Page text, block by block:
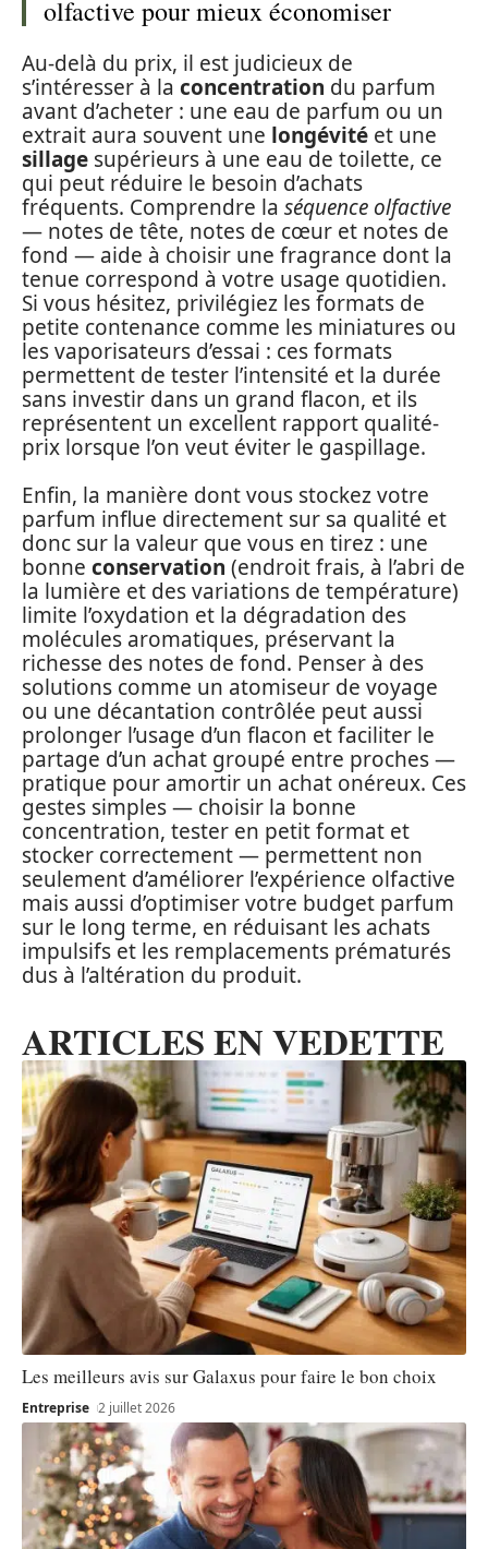
olfactive pour mieux économiser
Au-delà du prix, il est judicieux de
s’intéresser à la concentration du parfum
avant d’acheter : une eau de parfum ou un
extrait aura souvent une longévité et une
sillage supérieurs à une eau de toilette, ce
qui peut réduire le besoin d’achats
fréquents. Comprendre la séquence olfactive
— notes de tête, notes de cœur et notes de
fond — aide à choisir une fragrance dont la
tenue correspond à votre usage quotidien.
Si vous hésitez, privilégiez les formats de
petite contenance comme les miniatures ou
les vaporisateurs d’essai : ces formats
permettent de tester l’intensité et la durée
sans investir dans un grand flacon, et ils
représentent un excellent rapport qualité-
prix lorsque l’on veut éviter le gaspillage.
Enfin, la manière dont vous stockez votre
parfum influe directement sur sa qualité et
donc sur la valeur que vous en tirez : une
bonne conservation (endroit frais, à l’abri de
la lumière et des variations de température)
limite l’oxydation et la dégradation des
molécules aromatiques, préservant la
richesse des notes de fond. Penser à des
solutions comme un atomiseur de voyage
ou une décantation contrôlée peut aussi
prolonger l’usage d’un flacon et faciliter le
partage d’un achat groupé entre proches —
pratique pour amortir un achat onéreux. Ces
gestes simples — choisir la bonne
concentration, tester en petit format et
stocker correctement — permettent non
seulement d’améliorer l’expérience olfactive
mais aussi d’optimiser votre budget parfum
sur le long terme, en réduisant les achats
impulsifs et les remplacements prématurés
dus à l’altération du produit.
ARTICLES EN VEDETTE
Les meilleurs avis sur Galaxus pour faire le bon choix
Entreprise 2 juillet 2026